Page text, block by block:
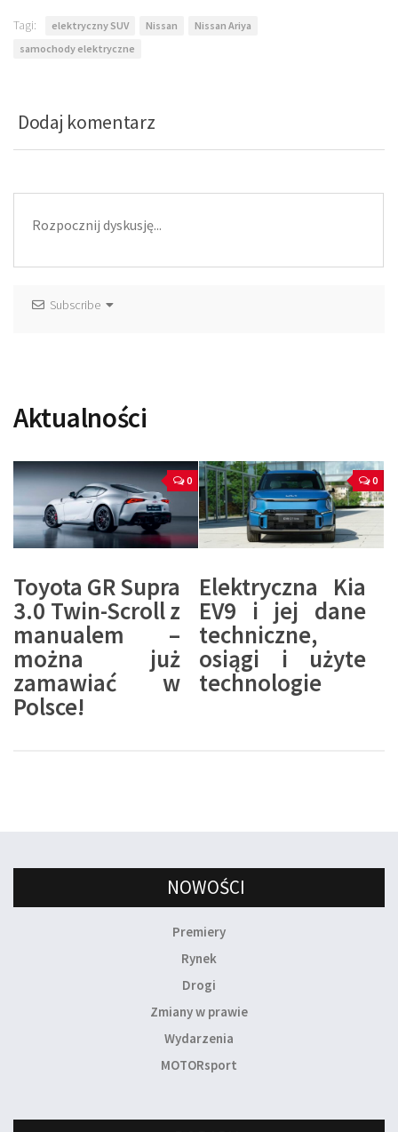
Tagi: elektryczny SUV Nissan
Nissan Ariya
samochody elektryczne
Dodaj komentarz
Subscribe
Aktualności
0
Toyota GR Supra
3.0 Twin-Scroll z
manualem –
można już
zamawiać w
Polsce!
0
Elektryczna Kia
EV9 i jej dane
techniczne,
osiągi i użyte
technologie
NOWOŚCI
Premiery
Rynek
Drogi
Zmiany w prawie
Wydarzenia
MOTORsport